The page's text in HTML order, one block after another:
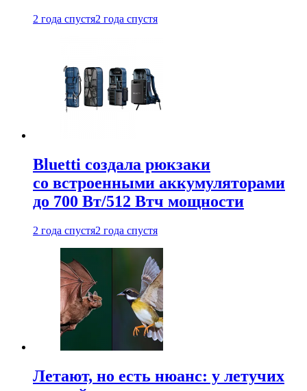
2 года спустя2 года спустя
Bluetti создала рюкзаки
со встроенными аккумуляторами
до 700 Вт/512 Втч мощности
2 года спустя2 года спустя
Летают, но есть нюанс: у летучих